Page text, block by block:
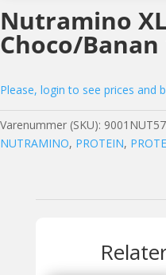
Nutramino
Choco/Banan
Please, login to see prices and
Varenummer (SKU):
NUTRAMINO, PROTEIN,